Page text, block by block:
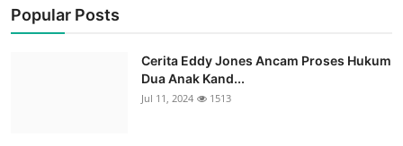
Popular Posts
Cerita Eddy Jones Ancam Proses Hukum
Dua Anak Kand...
Jul 11, 2024 1513